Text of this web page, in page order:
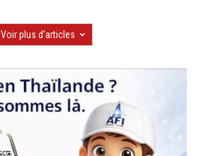
Voir plus d'articles